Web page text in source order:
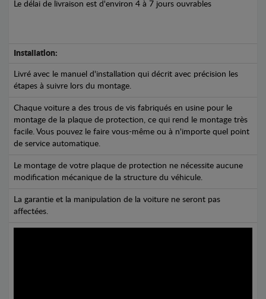
Le délai de livraison est d'environ 4 à 7 jours ouvrables
Installation:
Livré avec le manuel d'installation qui décrit avec précision les
étapes à suivre lors du montage.
Chaque voiture a des trous de vis fabriqués en usine pour le
montage de la plaque de protection, ce qui rend le montage très
facile. Vous pouvez le faire vous-même ou à n'importe quel point
de service automatique.
Le montage de votre plaque de protection ne nécessite aucune
modification mécanique de la structure du véhicule.
La garantie et la manipulation de la voiture ne seront pas
affectées.